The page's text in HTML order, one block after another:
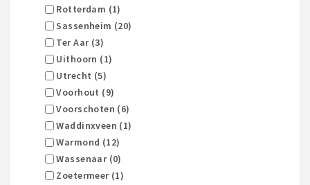
Rotterdam (1)
Sassenheim (20)
Ter Aar (3)
Uithoorn (1)
Utrecht (5)
Voorhout (9)
Voorschoten (6)
Waddinxveen (1)
Warmond (12)
Wassenaar (0)
Zoetermeer (1)